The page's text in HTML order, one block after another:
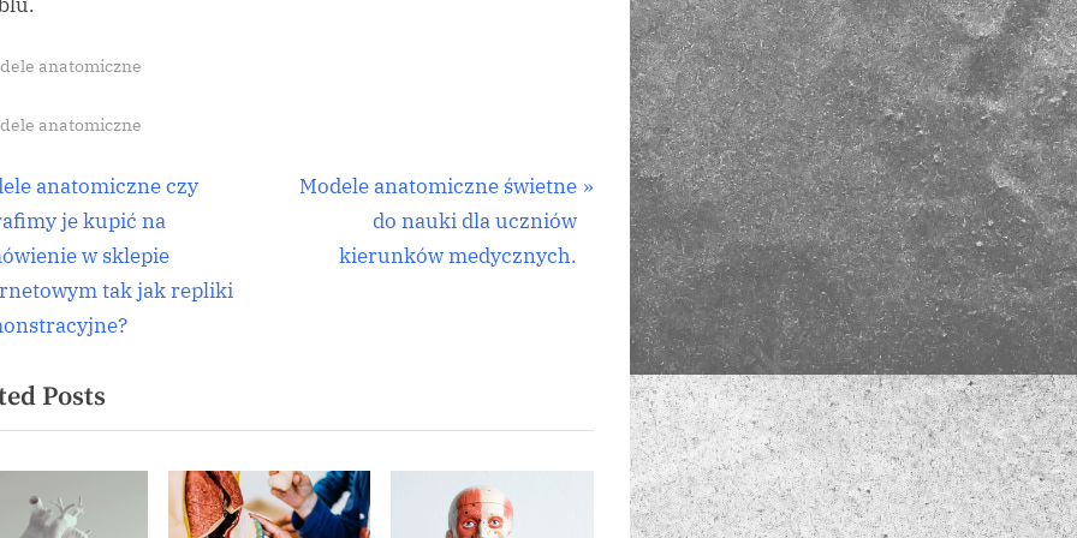
anatomiczne
anatomiczne
anatomiczne czy
je kupić na
w sklepie
tak jak repliki
N
t
Modele anatomiczne świetne
do nauki dla uczniów
kierunków medycznych.
Posts